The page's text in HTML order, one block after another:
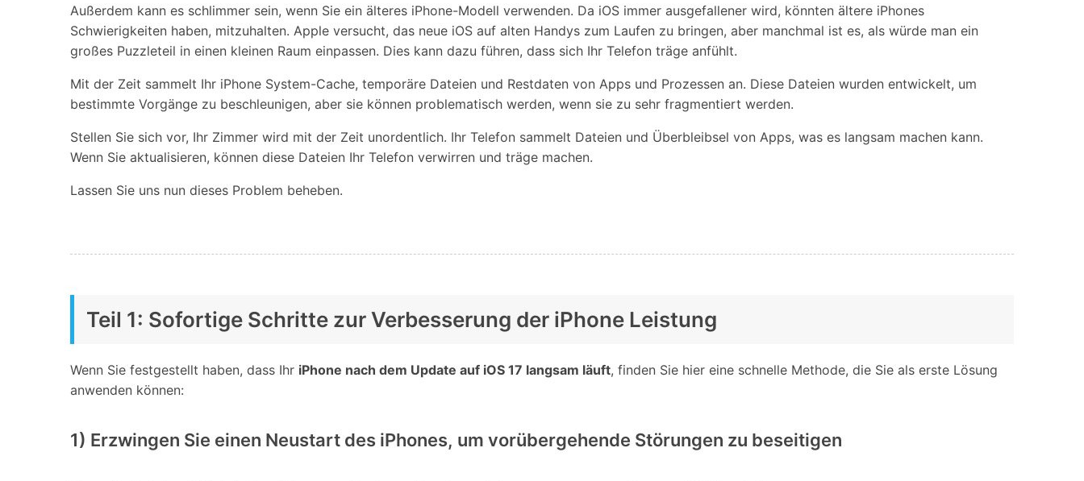
Außerdem kann es schlimmer sein, wenn Sie ein älteres iPhone-Modell verwenden. Da iOS immer ausgefallener wird, könnten ältere iPhones
Schwierigkeiten haben, mitzuhalten. Apple versucht, das neue iOS auf alten Handys zum Laufen zu bringen, aber manchmal ist es, als würde man ein
großes Puzzleteil in einen kleinen Raum einpassen. Dies kann dazu führen, dass sich Ihr Telefon träge anfühlt.
Mit der Zeit sammelt Ihr iPhone System-Cache, temporäre Dateien und Restdaten von Apps und Prozessen an. Diese Dateien wurden entwickelt, um
bestimmte Vorgänge zu beschleunigen, aber sie können problematisch werden, wenn sie zu sehr fragmentiert werden.
Stellen Sie sich vor, Ihr Zimmer wird mit der Zeit unordentlich. Ihr Telefon sammelt Dateien und Überbleibsel von Apps, was es langsam machen kann.
Wenn Sie aktualisieren, können diese Dateien Ihr Telefon verwirren und träge machen.
Lassen Sie uns nun dieses Problem beheben.
Teil 1: Sofortige Schritte zur Verbesserung der iPhone Leistung
Wenn Sie festgestellt haben, dass Ihr iPhone nach dem Update auf iOS 17 langsam läuft, finden Sie hier eine schnelle Methode, die Sie als erste Lösung
anwenden können:
1) Erzwingen Sie einen Neustart des iPhones, um vorübergehende Störungen zu beseitigen